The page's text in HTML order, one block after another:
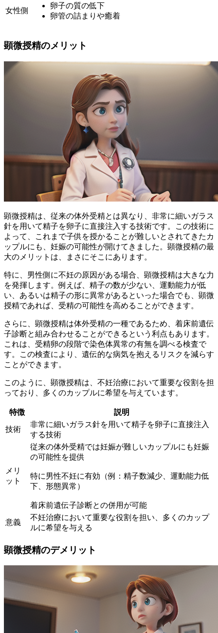
女性側
卵子の質の低下
卵管の詰まりや癒着
顕微授精のメリット
顕微授精は、従来の体外受精とは異なり、非常に細いガラス
針を用いて精子を卵子に直接注入する技術です。この技術に
よって、
これまで子供を授かることが難しいとされてきたカ
ップルにも、妊娠の可能性が開けてきました。 顕微授精の最
大のメリットは、まさにそこにあります。
特に、男性側に不妊の原因がある場合、顕微授精は大きな力
を発揮します。例えば、精子の数が少ない、運動能力が低
い、あるいは精子の形に異常があるといった場合でも、顕微
授精であれば、受精の可能性を高めることができます。
さらに、顕微授精は体外受精の一種であるため、 着床前遺伝
子診断と組み合わせることができる という利点もあります。
これは、受精卵の段階で染色体異常の有無を調べる検査で
す。この検査により、遺伝的な病気を抱えるリスクを減らす
ことができます。
このように、顕微授精は、不妊治療において重要な役割を担
っており、多くのカップルに希望を与えています。
特徴 説明
技術
非常に細いガラス針を用いて精子を卵子に直接注入
する技術
メリ
ット
従来の体外受精では妊娠が難しいカップルにも妊娠
の可能性を提供
特に男性不妊に有効（例：精子数減少、運動能力低
下、形態異常）
着床前遺伝子診断との併用が可能
意義
不妊治療において重要な役割を担い、多くのカップ
ルに希望を与える
顕微授精のデメリット